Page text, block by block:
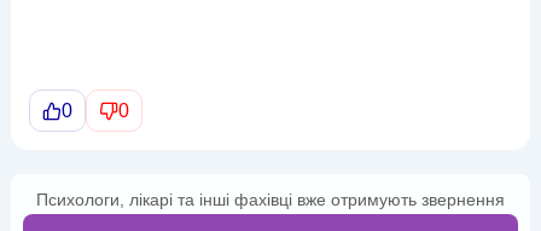
0 0
Психологи, лікарі та інші фахівці вже отримують звернення